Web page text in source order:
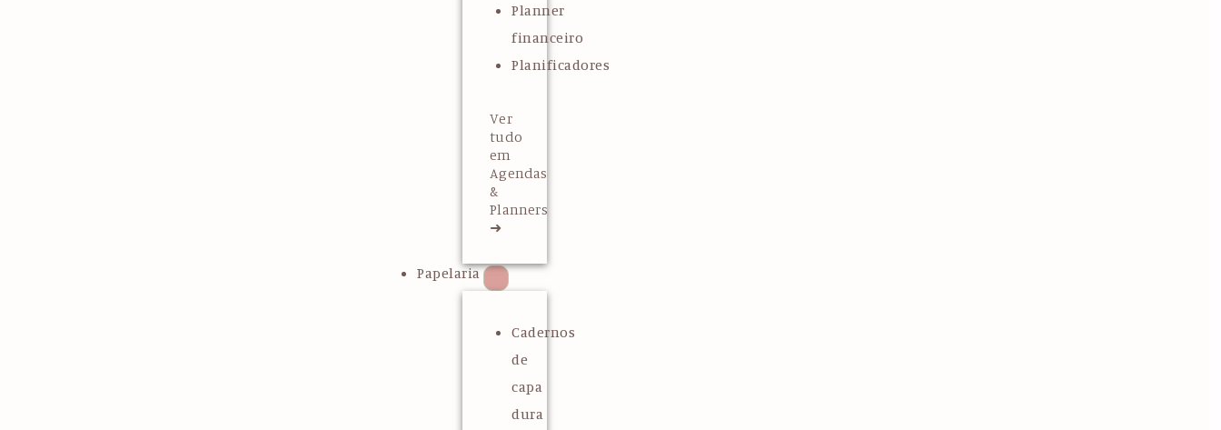
Planner
financeiro
Planificadores
Ver
tudo
em
Agendas
&
Planners
➜
Papelaria
Cadernos
de
capa
dura